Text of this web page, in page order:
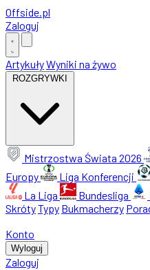
Offside.pl
Zaloguj
ArtykułyWyniki na żywo
ROZGRYWKI
Mistrzostwa Świata 2026
Europy
Liga Konferencji
La Liga
Bundesliga
SkrótyTypy Bukmacherzy
Konto
Wyloguj
Zaloguj